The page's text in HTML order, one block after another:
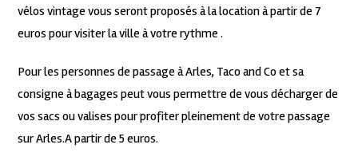
vélos vintage vous seront proposés à la location à partir de 7
euros pour visiter la ville à votre rythme .
Pour les personnes de passage à Arles, Taco and Co et sa
consigne à bagages peut vous permettre de vous décharger de
vos sacs ou valises pour profiter pleinement de votre passage
sur Arles.A partir de 5 euros.